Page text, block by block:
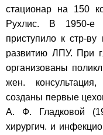
стационар на 150
Рухлис. В 1950-е
приступило к стр-
развитию ЛПУ. При
организованы
жен.
созданы первые
А. Ф. Гладковой
хирургич. и